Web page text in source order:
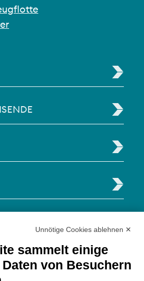
Bembo, 70 37062
di Villafranca (VR) Italy
Unnötige Cookies ablehnen ✕
sammelt einige
von Besuchern